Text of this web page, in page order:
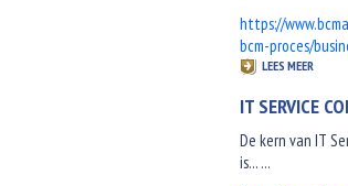
https://
bcm-proces/
LEES MEER
IT SERVICE
De kern van IT
is... ...